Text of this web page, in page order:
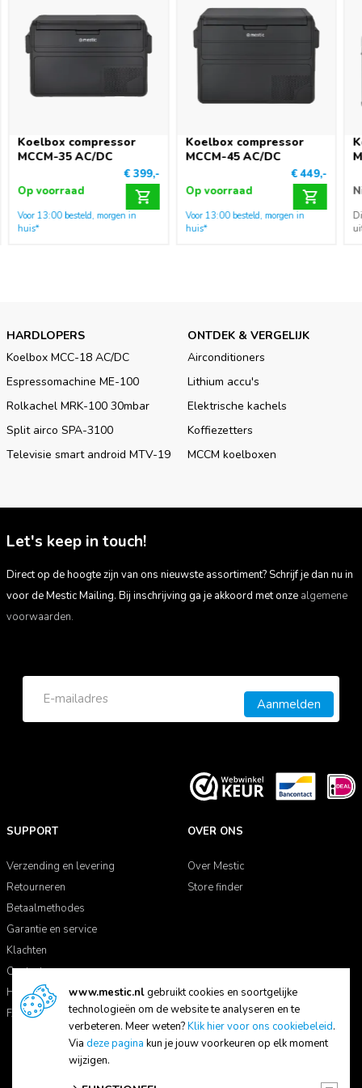
Koelbox compressor
MCCM-35 AC/DC
€ 399,-
Op voorraad
Voor 13:00 besteld, morgen in
huis*
Koelbox compressor
MCCM-45 AC/DC
€ 449,-
Op voorraad
Voor 13:00 besteld, morgen in
huis*
HARDLOPERS
Koelbox MCC-18 AC/DC
Espressomachine ME-100
Rolkachel MRK-100 30mbar
Split airco SPA-3100
Televisie smart android MTV-19
ONTDEK & VERGELIJK
Airconditioners
Lithium accu's
Elektrische kachels
Koffiezetters
MCCM koelboxen
Let's keep in touch!
Direct op de hoogte zijn van ons nieuwste assortiment? Schrijf je dan nu in
voor de Mestic Mailing. Bij inschrijving ga je akkoord met onze algemene
voorwaarden.
Aanmelden
SUPPORT
Verzending en levering
Retourneren
Betaalmethodes
Garantie en service
Klachten
Contact
Handleidingen
FAQ
OVER ONS
Over Mestic
Store finder
www.mestic.nlgebruikt cookies en soortgelijke
technologieën om de website te analyseren en te
verbeteren. Meer weten?Klik hier voor ons cookiebeleid.
Via deze pagina kun je jouw voorkeuren op elk moment
wijzigen.